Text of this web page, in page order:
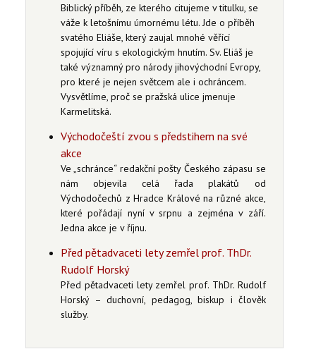
Biblický příběh, ze kterého citujeme v titulku, se
váže k letošnímu úmornému létu. Jde o příběh
svatého Eliáše, který zaujal mnohé věřící
spojující víru s ekologickým hnutím. Sv. Eliáš je
také významný pro národy jihovýchodní Evropy,
pro které je nejen světcem ale i ochráncem.
Vysvětlíme, proč se pražská ulice jmenuje
Karmelitská.
Východočeští zvou s předstihem na své
akce
Ve „schránce“ redakční pošty Českého zápasu se
nám objevila celá řada plakátů od
Východočechů z Hradce Králové na různé akce,
které pořádají nyní v srpnu a zejména v září.
Jedna akce je v říjnu.
Před pětadvaceti lety zemřel prof. ThDr.
Rudolf Horský
Před pětadvaceti lety zemřel prof. ThDr. Rudolf
Horský – duchovní, pedagog, biskup i člověk
služby.